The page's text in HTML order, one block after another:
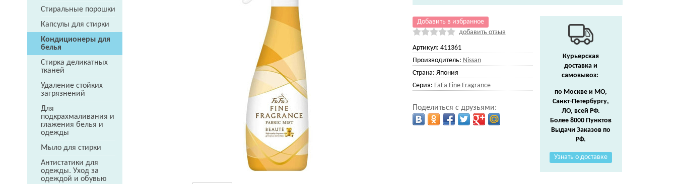
Стиральные порошки
Капсулы для стирки
Кондиционеры для
белья
Стирка деликатных
тканей
Удаление стойких
загрязнений
Для
подкрахмаливания и
глажения белья и
одежды
Мыло для стирки
Антистатики для
одежды. Уход за
одеждой и обувью
Добавить в избранное
добавить отзыв
Артикул: 411361
Производитель: Nissan
Страна: Япония
Серия: FaFa Fine Fragrance
Поделиться с друзьями:
Курьерская
доставка и
самовывоз:
по Москве и МО,
Санкт-Петербургу,
ЛО, всей РФ.
Более 8000 Пунктов
Выдачи Заказов по
РФ.
Узнать о доставке